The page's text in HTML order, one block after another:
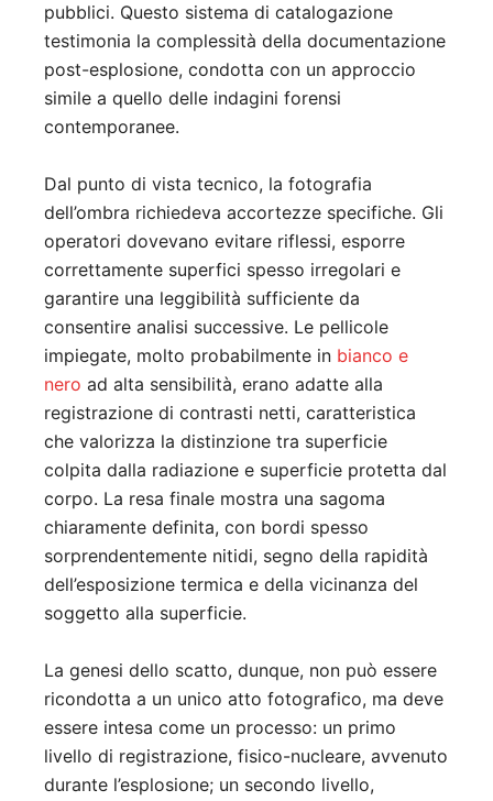
pubblici. Questo sistema di catalogazione
testimonia la complessità della documentazione
post-esplosione, condotta con un approccio
simile a quello delle indagini forensi
contemporanee.
Dal punto di vista tecnico, la fotografia
dell’ombra richiedeva accortezze specifiche. Gli
operatori dovevano evitare riflessi, esporre
correttamente superfici spesso irregolari e
garantire una leggibilità sufficiente da
consentire analisi successive. Le pellicole
impiegate, molto probabilmente in bianco e
nero ad alta sensibilità, erano adatte alla
registrazione di contrasti netti, caratteristica
che valorizza la distinzione tra superficie
colpita dalla radiazione e superficie protetta dal
corpo. La resa finale mostra una sagoma
chiaramente definita, con bordi spesso
sorprendentemente nitidi, segno della rapidità
dell’esposizione termica e della vicinanza del
soggetto alla superficie.
La genesi dello scatto, dunque, non può essere
ricondotta a un unico atto fotografico, ma deve
essere intesa come un processo: un primo
livello di registrazione, fisico-nucleare, avvenuto
durante l’esplosione; un secondo livello,